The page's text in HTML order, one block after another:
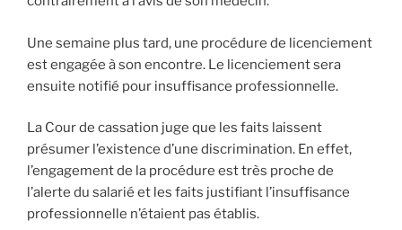
Une semaine plus tard, une procédure de licenciement
est engagée à son encontre. Le licenciement sera
ensuite notifié pour insuffisance professionnelle.
La Cour de cassation juge que les faits laissent
présumer l’existence d’une discrimination. En effet,
l’engagement de la procédure est très proche de
l’alerte du salarié et les faits justifiant l’insuffisance
professionnelle n’étaient pas établis.